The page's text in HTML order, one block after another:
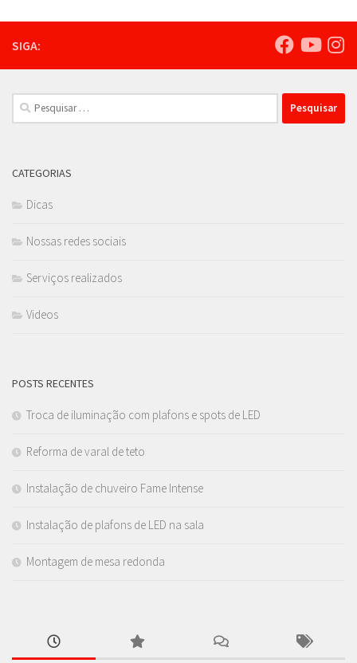
SIGA:
Pesquisar
por:
CATEGORIAS
Dicas
Nossas redes sociais
Serviços realizados
Videos
POSTS RECENTES
Troca de iluminação com plafons e spots de LED
Reforma de varal de teto
Instalação de chuveiro Fame Intense
Instalação de plafons de LED na sala
Montagem de mesa redonda